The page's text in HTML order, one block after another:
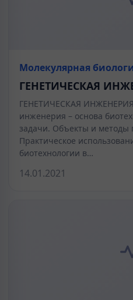
Молекулярная
ГЕНЕТИЧЕСКАЯ
ГЕНЕТИЧЕСКАЯ
инженерия – основа
задачи. Объекты и методы
Практическое
биотехнологии в…
14.01.2021